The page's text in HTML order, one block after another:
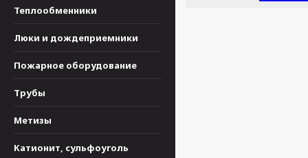
Теплообменники
Люки и дождеприемники
Пожарное оборудование
Трубы
Метизы
Катионит, сульфоуголь